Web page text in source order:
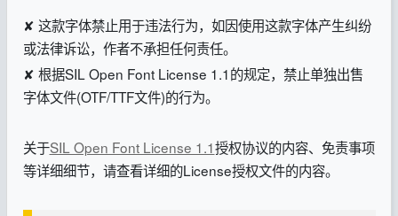
✘ 这款字体禁止用于违法行为，如因使用这款字体产生纠纷
或法律诉讼，作者不承担任何责任。
✘ 根据SIL Open Font License 1.1的规定，禁止单独出售
字体文件(OTF/TTF文件)的行为。
关于SIL Open Font License 1.1授权协议的内容、免责事项
等详细细节，请查看详细的License授权文件的内容。